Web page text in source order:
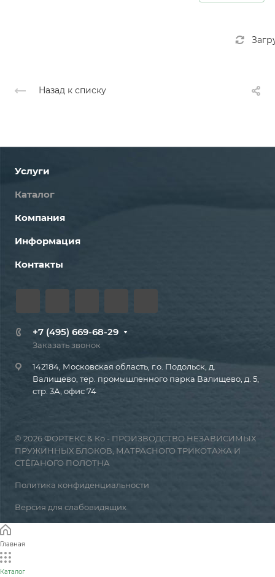
Назад к списку
Услуги
Каталог
Компания
Информация
Контакты
+7 (495) 669-68-29
Заказать звонок
142184, Московская область, г.о. Подольск, д.
Валищево, тер. промышленного парка Валищево, д. 5,
стр. 3А, офис 74
© 2026 ФОРТЕКС & Ко - ПРОИЗВОДСТВО НЕЗАВИСИМЫХ
ПРУЖИННЫХ БЛОКОВ, МАТРАСНОГО ТРИКОТАЖА И
СТЁГАНОГО ПОЛОТНА
Политика конфиденциальности
Версия для слабовидящих
Главная
Каталог